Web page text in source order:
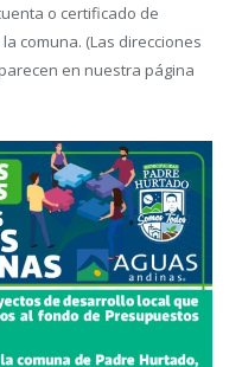
o certificado de
comuna. (Las direcciones
en nuestra página